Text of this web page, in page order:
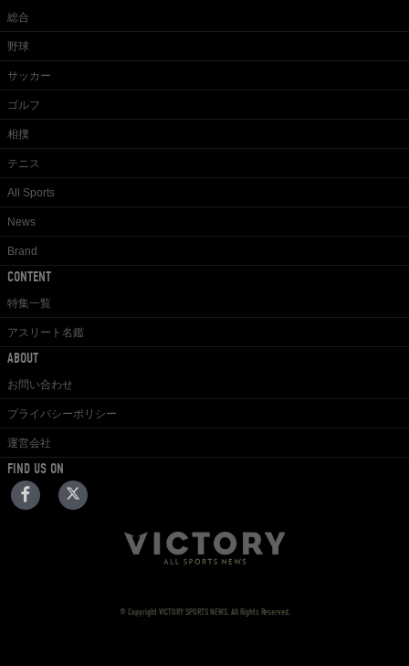
総合
野球
サッカー
ゴルフ
相撲
テニス
All Sports
News
Brand
CONTENT
特集一覧
アスリート名鑑
ABOUT
お問い合わせ
プライバシーポリシー
運営会社
FIND US ON
© Copyright VICTORY SPORTS NEWS. All Rights Reserved.